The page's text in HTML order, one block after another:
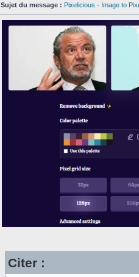
Sujet du message : Pixelicious - Image to
Citer :